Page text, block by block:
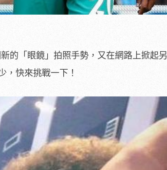
的「眼鏡」拍照手勢，又在網路上掀起
，快來挑戰一下！